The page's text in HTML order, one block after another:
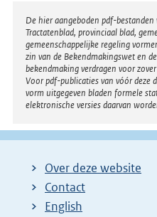
:Disclaimer
De hier aangeboden pdf-
Tractatenblad, provinciaal blad,
gemeenschappelijke regeling
zin van de Bekendmakingswet en
bekendmaking verdragen voor
Voor pdf-publicaties van vóór deze
vorm uitgegeven bladen formele
elektronische versies daarvan
Over deze website
Contact
English